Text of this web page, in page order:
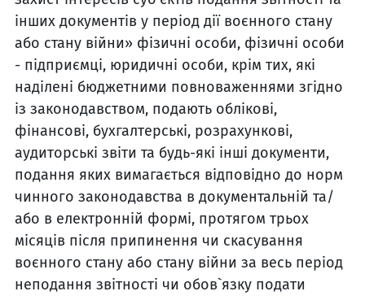
інших документів у період дії воєнного стану
або стану війни» фізичні особи, фізичні особи
- підприємці, юридичні особи, крім тих, які
наділені бюджетними повноваженнями згідно
із законодавством, подають облікові,
фінансові, бухгалтерські, розрахункові,
аудиторські звіти та будь-які інші документи,
подання яких вимагається відповідно до норм
чинного законодавства в документальній та/
або в електронній формі, протягом трьох
місяців після припинення чи скасування
воєнного стану або стану війни за весь період
неподання звітності чи обов`язку подати